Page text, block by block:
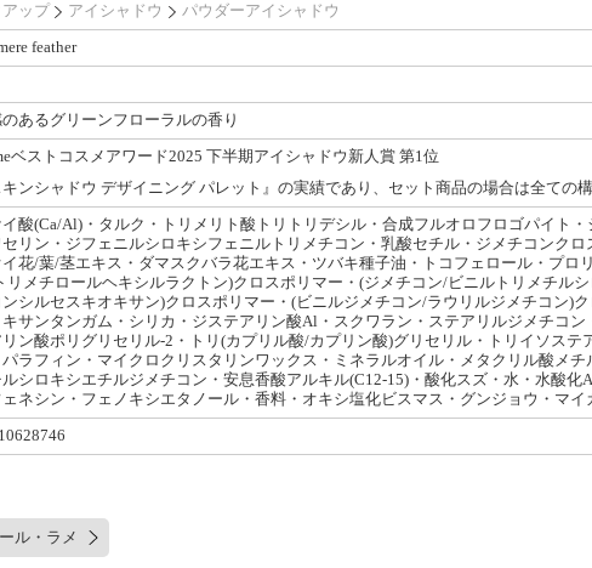
ップ アイシャドウ
パウダーアイシャドウ
feather
あるグリーンフローラルの香り
ベストコスメアワード2025 下半期アイシャドウ新人賞 第1位
ンシャドウ デザイニング パレット』の実績であり、セット商品の場合は全ての
酸(Ca/Al)・タルク・トリメリト酸トリトリデシル・合成フルオロフロゴパイト
リン・ジフェニルシロキシフェニルトリメチコン・乳酸セチル・ジメチコンク
花/葉/茎エキス・ダマスクバラ花エキス・ツバキ種子油・トコフェロール・プロ
リメチロールヘキシルラクトン)クロスポリマー・(ジメチコン/ビニルトリメチル
ンシルセスキオキサン)クロスポリマー・(ビニルジメチコン/ラウリルジメチコン)
サンタンガム・シリカ・ジステアリン酸Al・スクワラン・ステアリルジメチコ
ン酸ポリグリセリル-2・トリ(カプリル酸/カプリン酸)グリセリル・トリイソス
パラフィン・マイクロクリスタリンワックス・ミネラルオイル・メタクリル酸メ
シロキシエチルジメチコン・安息香酸アルキル(C12-15)・酸化スズ・水・水酸
ェネシン・フェノキシエタノール・香料・オキシ塩化ビスマス・グンジョウ・マ
ル・ラメ